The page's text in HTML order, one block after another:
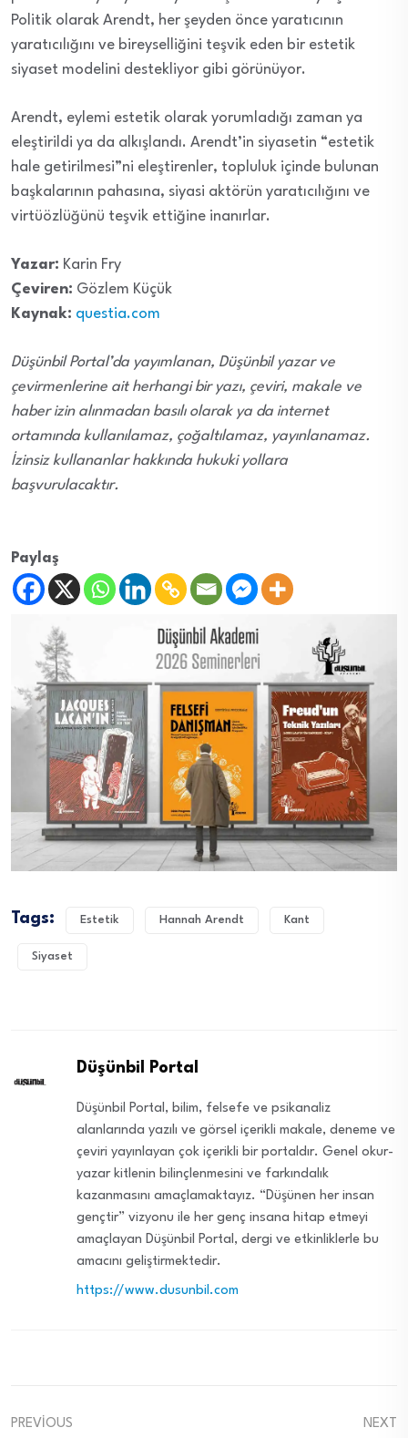
Politik olarak Arendt, her şeyden önce yaratıcının
yaratıcılığını ve bireyselliğini teşvik eden bir estetik
siyaset modelini destekliyor gibi görünüyor.
Arendt, eylemi estetik olarak yorumladığı zaman ya
eleştirildi ya da alkışlandı. Arendt’in siyasetin “estetik
hale getirilmesi”ni eleştirenler, topluluk içinde bulunan
başkalarının pahasına, siyasi aktörün yaratıcılığını ve
virtüözlüğünü teşvik ettiğine inanırlar.
Yazar: Karin Fry
Çeviren: Gözlem Küçük
Kaynak: questia.com
Düşünbil Portal’da yayımlanan, Düşünbil yazar ve
çevirmenlerine ait herhangi bir yazı, çeviri, makale ve
haber izin alınmadan basılı olarak ya da internet
ortamında kullanılamaz, çoğaltılamaz, yayınlanamaz.
İzinsiz kullananlar hakkında hukuki yollara
başvurulacaktır.
Paylaş
Tags: Estetik Hannah Arendt Kant
Siyaset
Düşünbil Portal
Düşünbil Portal, bilim, felsefe ve psikanaliz
alanlarında yazılı ve görsel içerikli makale, deneme ve
çeviri yayınlayan çok içerikli bir portaldır. Genel okur-
yazar kitlenin bilinçlenmesini ve farkındalık
kazanmasını amaçlamaktayız. “Düşünen her insan
gençtir” vizyonu ile her genç insana hitap etmeyi
amaçlayan Düşünbil Portal, dergi ve etkinliklerle bu
amacını geliştirmektedir.
https://www.dusunbil.com
PREVIOUS
NEXT